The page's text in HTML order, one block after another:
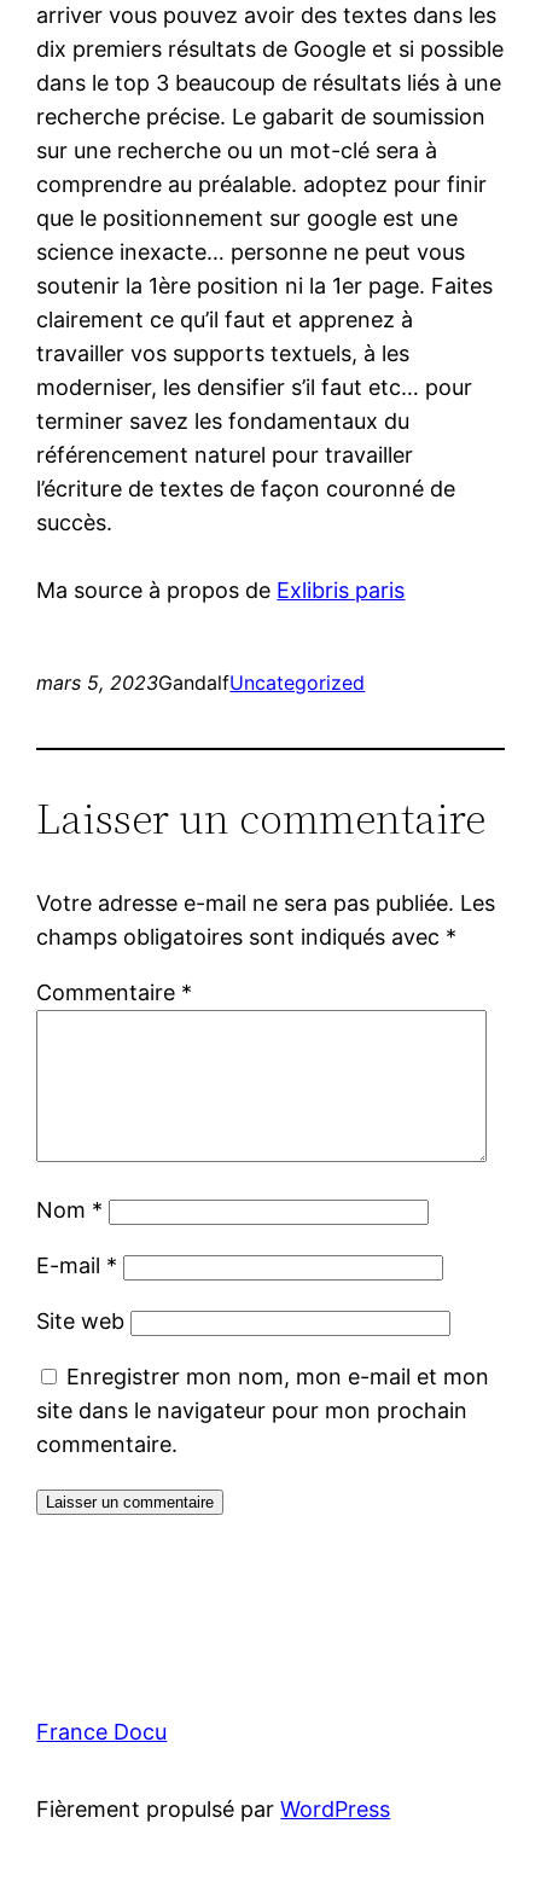
arriver vous pouvez avoir des textes dans les
dix premiers résultats de Google et si possible
dans le top 3 beaucoup de résultats liés à une
recherche précise. Le gabarit de soumission
sur une recherche ou un mot-clé sera à
comprendre au préalable. adoptez pour finir
que le positionnement sur google est une
science inexacte… personne ne peut vous
soutenir la 1ère position ni la 1er page. Faites
clairement ce qu’il faut et apprenez à
travailler vos supports textuels, à les
moderniser, les densifier s’il faut etc… pour
terminer savez les fondamentaux du
référencement naturel pour travailler
l’écriture de textes de façon couronné de
succès.
Ma source à propos de Exlibris paris
mars 5, 2023GandalfUncategorized
Laisser un commentaire
Votre adresse e-mail ne sera pas publiée. Les
champs obligatoires sont indiqués avec *
Commentaire *
Nom *
E-mail *
Site web
Enregistrer mon nom, mon e-mail et mon
site dans le navigateur pour mon prochain
commentaire.
France Docu
Fièrement propulsé parWordPress